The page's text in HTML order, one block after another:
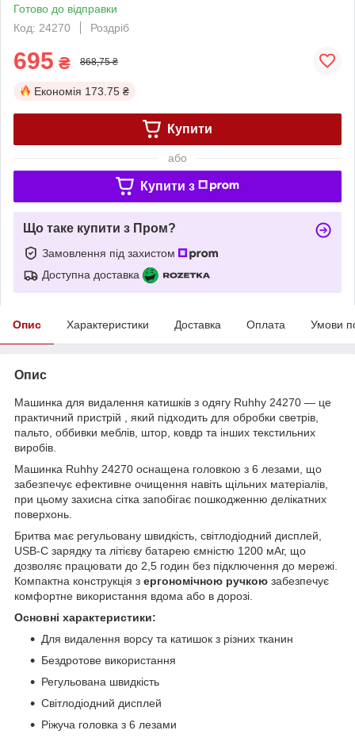
Готово до відправки
Код: 24270
Роздріб
695 ₴ 868,75 ₴
Економія 173.75 ₴
Купити
або
Купити з
Що таке купити з Пром?
Замовлення під захистом
Доступна доставка
Опис Характеристики Доставка Оплата Умови
Опис
Машинка для видалення катишків з одягу Ruhhy 24270 — це
практичний пристрій , який підходить для обробки светрів,
пальто, оббивки меблів, штор, ковдр та інших текстильних
виробів.
Машинка Ruhhy 24270 оснащена головкою з 6 лезами, що
забезпечує ефективне очищення навіть щільних матеріалів,
при цьому захисна сітка запобігає пошкодженню делікатних
поверхонь.
Бритва має регульовану швидкість, світлодіодний дисплей,
USB-C зарядку та літієву батарею ємністю 1200 мАг, що
дозволяє працювати до 2,5 годин без підключення до мережі.
Компактна конструкція з ергономічною ручкою забезпечує
комфортне використання вдома або в дорозі.
Основні характеристики:
Для видалення ворсу та катишок з різних тканин
Бездротове використання
Регульована швидкість
Світлодіодний дисплей
Ріжуча головка з 6 лезами